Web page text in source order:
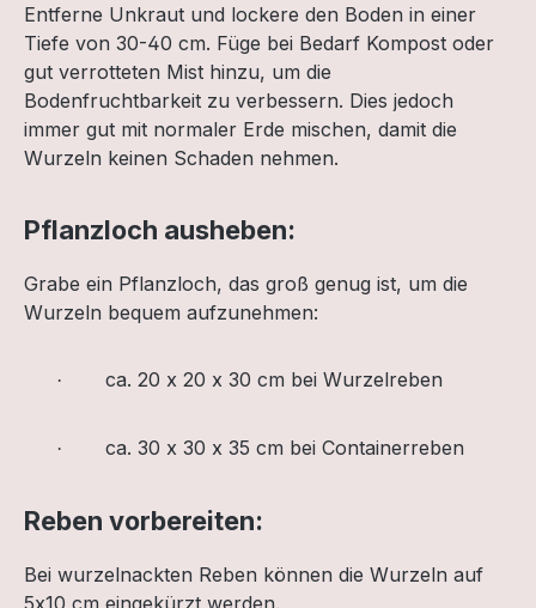
Entferne Unkraut und lockere den Boden in einer
Tiefe von 30-40 cm. Füge bei Bedarf Kompost oder
gut verrotteten Mist hinzu, um die
Bodenfruchtbarkeit zu verbessern. Dies jedoch
immer gut mit normaler Erde mischen, damit die
Wurzeln keinen Schaden nehmen.
Pflanzloch ausheben:
Grabe ein Pflanzloch, das groß genug ist, um die
Wurzeln bequem aufzunehmen:
· ca. 20 x 20 x 30 cm bei Wurzelreben
· ca. 30 x 30 x 35 cm bei Containerreben
Reben vorbereiten:
Bei wurzelnackten Reben können die Wurzeln auf
5x10 cm eingekürzt werden.